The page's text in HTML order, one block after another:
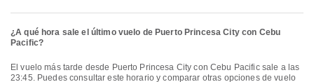
¿A qué hora sale el último vuelo de Puerto Princesa City con Cebu
Pacific?
El vuelo más tarde desde Puerto Princesa City con Cebu Pacific sale a las
23:45. Puedes consultar este horario y comparar otras opciones de vuelo